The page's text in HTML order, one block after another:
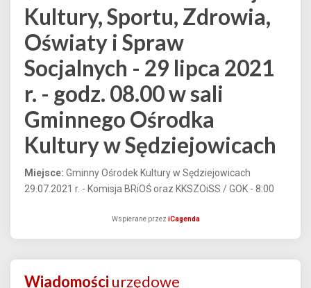
Kultury, Sportu, Zdrowia,
Oświaty i Spraw
Socjalnych - 29 lipca 2021
r. - godz. 08.00 w sali
Gminnego Ośrodka
Kultury w Sędziejowicach
Miejsce: Gminny Ośrodek Kultury w Sędziejowicach
29.07.2021 r. - Komisja BRiOŚ oraz KKSZOiSS / GOK - 8:00
Wspierane przez iCagenda
Wiadomości urzędowe